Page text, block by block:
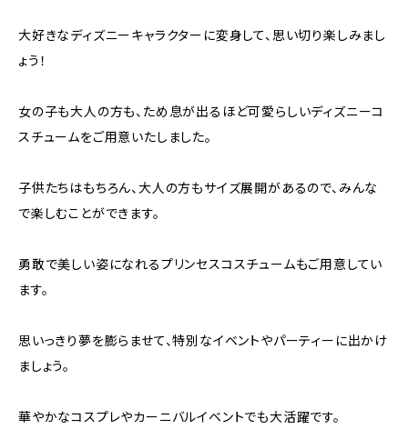
大好きなディズニーキャラクターに変身して、思い切り楽しみまし
ょう！
女の子も大人の方も、ため息が出るほど可愛らしいディズニーコ
スチュームをご用意いたしました。
子供たちはもちろん、大人の方もサイズ展開があるので、みんな
で楽しむことができます。
勇敢で美しい姿になれるプリンセスコスチュームもご用意してい
ます。
思いっきり夢を膨らませて、特別なイベントやパーティーに出かけ
ましょう。
華やかなコスプレやカーニバルイベントでも大活躍です。